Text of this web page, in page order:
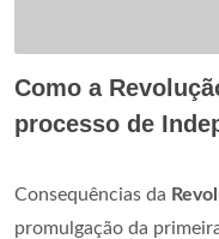
Como a
processo de
Consequências da
promulgação da